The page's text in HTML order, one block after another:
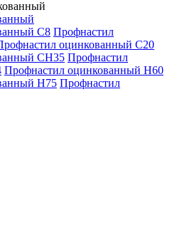
С8 Профнастил
оцинкованный С20
СН35 Профнастил
Профнастил оцинкованный Н60
Н75 Профнастил